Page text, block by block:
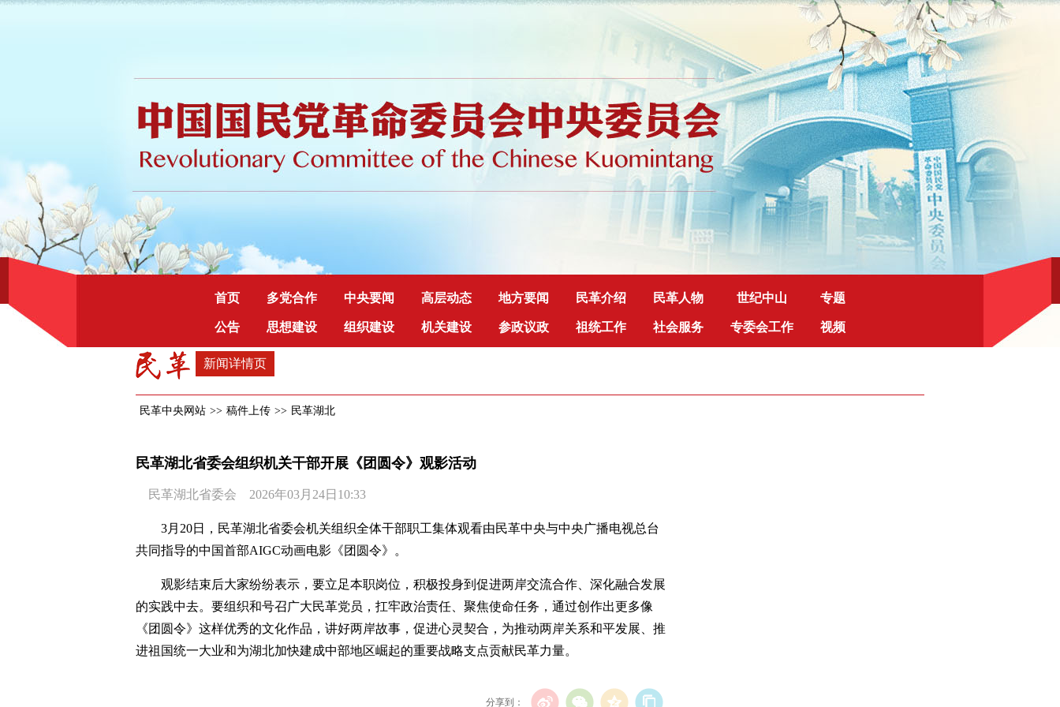
首页 多党合作 中央要闻 高层动态 地方要闻 民革介绍 民革人物 世纪中山 专题
公告 思想建设 组织建设 机关建设 参政议政 祖统工作 社会服务 专委会工作 视频
新闻详情页
民革中央网站 >> 稿件上传 >> 民革湖北
民革湖北省委会组织机关干部开展《团圆令》观影活动
民革湖北省委会 2026年03月24日10:33
3月20日，民革湖北省委会机关组织全体干部职工集体观看由民革中央与中央广播电视总台
共同指导的中国首部AIGC动画电影《团圆令》。
观影结束后大家纷纷表示，要立足本职岗位，积极投身到促进两岸交流合作、深化融合发展
的实践中去。要组织和号召广大民革党员，扛牢政治责任、聚焦使命任务，通过创作出更多像
《团圆令》这样优秀的文化作品，讲好两岸故事，促进心灵契合，为推动两岸关系和平发展、推
进祖国统一大业和为湖北加快建成中部地区崛起的重要战略支点贡献民革力量。
分享到：